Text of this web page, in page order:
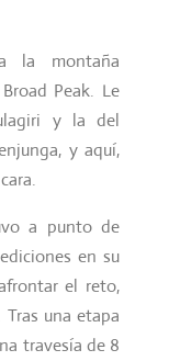
la montaña
Peak. Le
y la del
y aquí,
a punto de
en su
el reto,
una etapa
travesía de 8